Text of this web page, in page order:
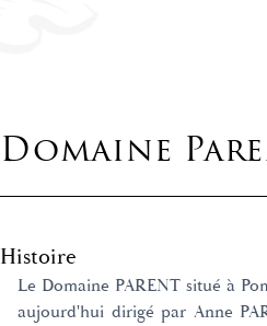
Domaine
Histoire
Le Domaine PARENT situé à
aujourd'hui dirigé par Anne